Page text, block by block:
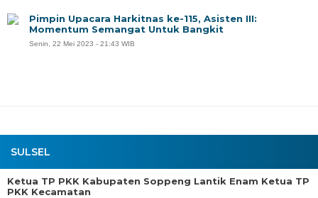
SULSEL
Ketua TP PKK Kabupaten Soppeng Lantik Enam Ketua TP
PKK Kecamatan
Pimpin Upacara Harkitnas ke-115, Asisten III:
Momentum Semangat Untuk Bangkit
Senin, 22 Mei 2023 - 21:43 WIB